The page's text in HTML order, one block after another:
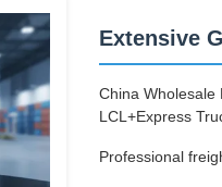
Extensive
China Wholesale
LCL+Express
Professional